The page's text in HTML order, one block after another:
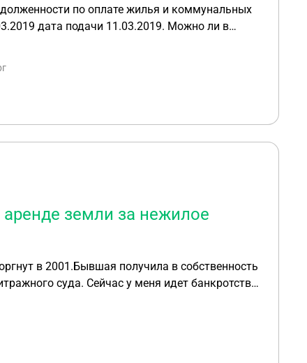
по оплате жилья и коммунальных
дата подачи 11.03.2019. Можно ли в
земли за нежилое
в 2001.Бывшая получила в собственность
суда. Сейчас у меня идет банкротство
нажитого имущества?С какого момента